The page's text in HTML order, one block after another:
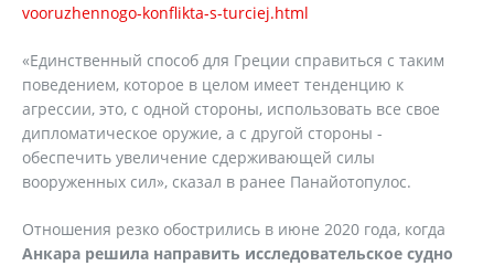
vooruzhennogo-konflikta-s-turciej.html
«Единственный способ для Греции справиться с таким
поведением, которое в целом имеет тенденцию к
агрессии, это, с одной стороны, использовать все свое
дипломатическое оружие, а с другой стороны -
обеспечить увеличение сдерживающей силы
вооруженных сил», сказал в ранее Панайотопулос.
Отношения резко обострились в июне 2020 года, когда
Анкара решила направить исследовательское судно